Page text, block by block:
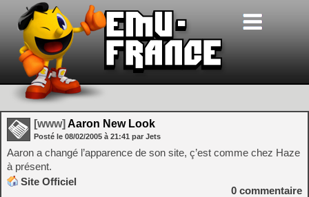
[www] Aaron New Look
Posté le 08/02/2005 à 21:41 par Jets
Aaron a changé l’apparence de son site, ç’est comme chez Haze
à présent.
Site Officiel
0 commentaire